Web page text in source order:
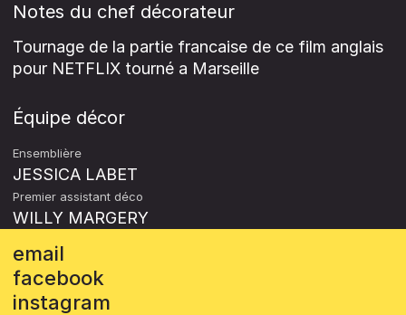
Notes du chef décorateur
Tournage de la partie francaise de ce film anglais
pour NETFLIX tourné a Marseille
Équipe décor
Ensemblière
JESSICA LABET
Premier assistant déco
WILLY MARGERY
email
facebook
instagram